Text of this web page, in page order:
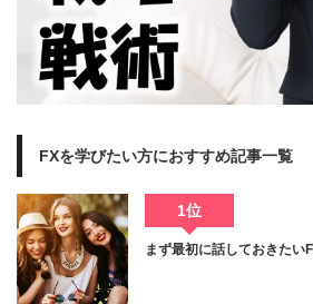
FXを学びたい方におすすめ記事一覧
1位
まず最初に話しておきたい